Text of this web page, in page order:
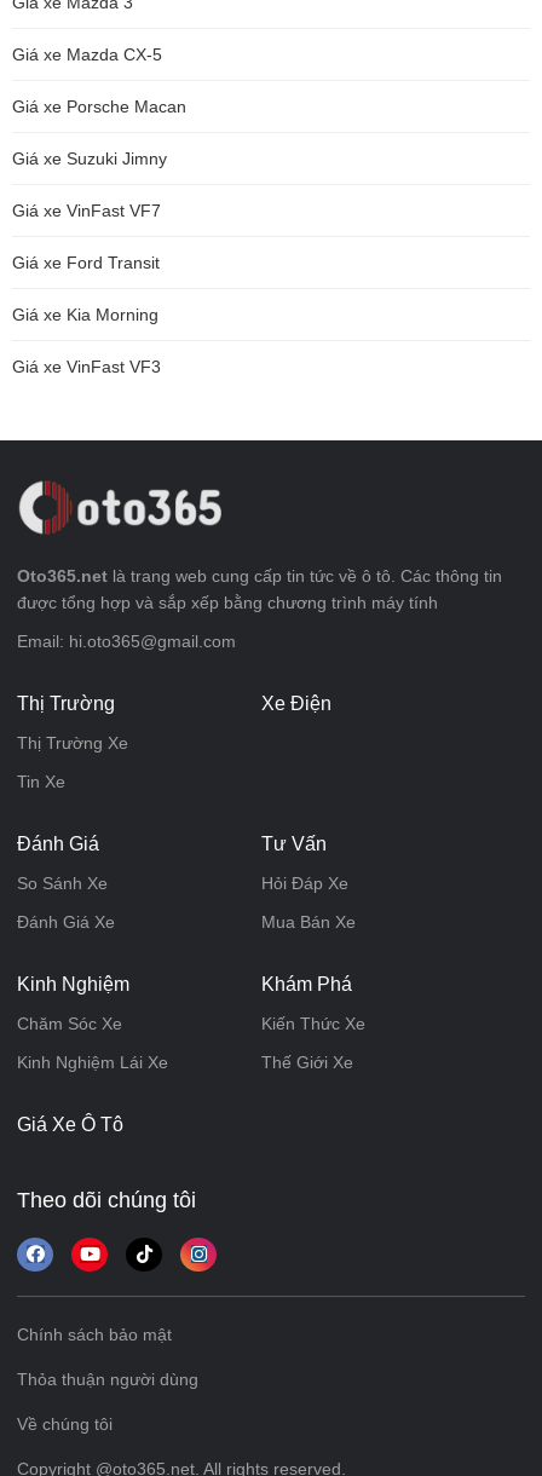
Giá xe Mazda CX-5
Giá xe Porsche Macan
Giá xe Suzuki Jimny
Giá xe VinFast VF7
Giá xe Ford Transit
Giá xe Kia Morning
Giá xe VinFast VF3
Oto365.net là trang web cung cấp tin tức về ô tô. Các thông tin
được tổng hợp và sắp xếp bằng chương trình máy tính
Email: hi.oto365@gmail.com
Thị Trường
Thị Trường Xe
Tin Xe
Xe Điện
Đánh Giá
So Sánh Xe
Đánh Giá Xe
Tư Vấn
Hỏi Đáp Xe
Mua Bán Xe
Kinh Nghiệm
Chăm Sóc Xe
Kinh Nghiệm Lái Xe
Khám Phá
Kiến Thức Xe
Thế Giới Xe
Giá Xe Ô Tô
Theo dõi chúng tôi
Chính sách bảo mật
Thỏa thuận người dùng
Về chúng tôi
Copyright @oto365.net. All rights reserved.